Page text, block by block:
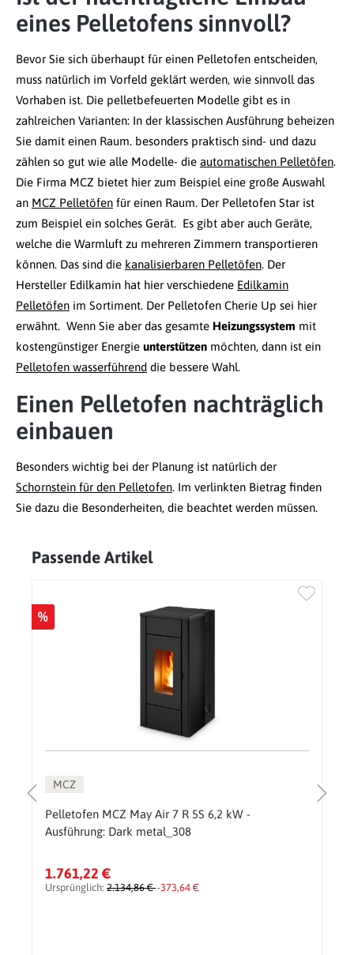
eines Pelletofens sinnvoll?
Bevor Sie sich überhaupt für einen Pelletofen entscheiden,
muss natürlich im Vorfeld geklärt werden, wie sinnvoll das
Vorhaben ist. Die pelletbefeuerten Modelle gibt es in
zahlreichen Varianten: In der klassischen Ausführung beheizen
Sie damit einen Raum. besonders praktisch sind- und dazu
zählen so gut wie alle Modelle- die automatischen Pelletöfen.
Die Firma MCZ bietet hier zum Beispiel eine große Auswahl
an MCZ Pelletöfen für einen Raum. Der Pelletofen Star ist
zum Beispiel ein solches Gerät. Es gibt aber auch Geräte,
welche die Warmluft zu mehreren Zimmern transportieren
können. Das sind die kanalisierbaren Pelletöfen. Der
Hersteller Edilkamin hat hier verschiedene Edilkamin
Pelletöfen im Sortiment. Der Pelletofen Cherie Up sei hier
erwähnt. Wenn Sie aber das gesamte Heizungssystem mit
kostengünstiger Energie unterstützen möchten, dann ist ein
Pelletofen wasserführend die bessere Wahl.
Einen Pelletofen nachträglich
einbauen
Besonders wichtig bei der Planung ist natürlich der
Schornstein für den Pelletofen. Im verlinkten Bietrag finden
Sie dazu die Besonderheiten, die beachtet werden müssen.
Produktgalerie überspringen
Passende Artikel
%
MCZ
Pelletofen MCZ May Air 7 R 5S 6,2 kW -
Ausführung: Dark metal_308
1.761,22 €
Ursprünglich: 2.134,86 €-373,64 €